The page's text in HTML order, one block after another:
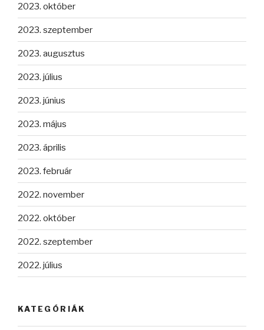
2023. október
2023. szeptember
2023. augusztus
2023. július
2023. június
2023. május
2023. április
2023. február
2022. november
2022. október
2022. szeptember
2022. július
KATEGÓRIÁK